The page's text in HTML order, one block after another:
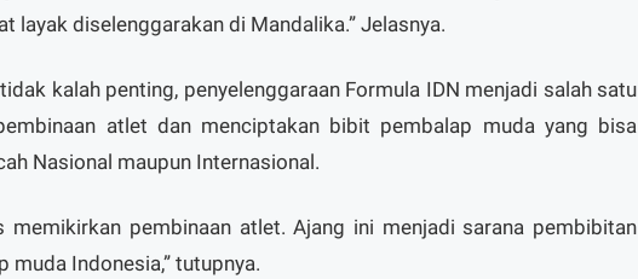
layak diselenggarakan di Mandalika.” Jelasnya.
kalah penting, penyelenggaraan Formula IDN menjadi salah satu
atlet dan menciptakan bibit pembalap muda yang bisa
Nasional maupun Internasional.
memikirkan pembinaan atlet. Ajang ini menjadi sarana pembibitan
muda Indonesia,” tutupnya.